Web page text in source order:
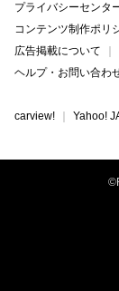
プライバシーセンタ
コンテンツ制作ポリ
広告掲載について
ヘルプ・お問い合わ
carview! Yahoo!